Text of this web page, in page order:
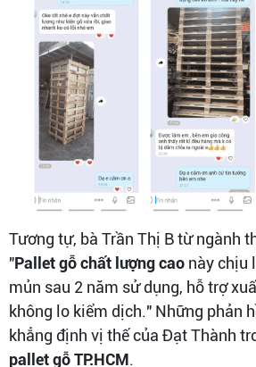
Tương tự, bà Trần Thị B từ ngành
"Pallet gỗ chất lượng cao này chịu
mủn sau 2 năm sử dụng, hỗ trợ
không lo kiểm dịch." Những phản
khẳng định vị thế của Đạt Thành
pallet gỗ TP.HCM.